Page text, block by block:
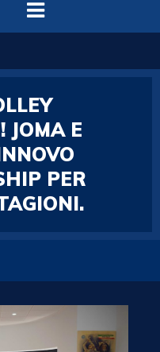
JOMA E
PER